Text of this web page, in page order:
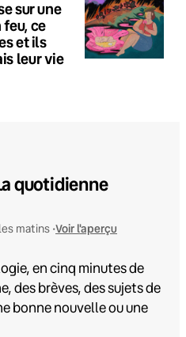
sur une
ce
et ils
leur vie
quotidienne
matins •Voir l'aperçu
en cinq minutes de
des brèves, des sujets de
bonne nouvelle ou une